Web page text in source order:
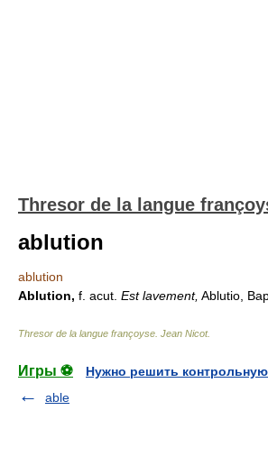
Thresor de la langue
ablution
ablution
Ablution, f. acut. Est lavement, Ablutio,
Thresor de la langue françoyse Jean Nicot.
Игры ⚽
Нужно решить
able